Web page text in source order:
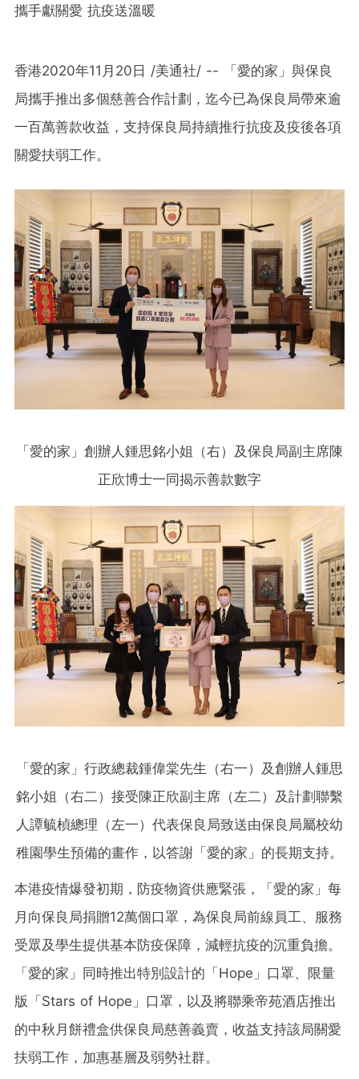
攜手獻關愛 抗疫送溫暖
香港2020年11月20日 /美通社/ -- 「愛的家」與保良
局攜手推出多個慈善合作計劃，迄今已為保良局帶來逾
一百萬善款收益，支持保良局持續推行抗疫及疫後各項
關愛扶弱工作。
「愛的家」創辦人鍾思銘小姐（右）及保良局副主席陳
正欣博士一同揭示善款數字
「愛的家」行政總裁鍾偉棠先生（右一）及創辦人鍾思
銘小姐（右二）接受陳正欣副主席（左二）及計劃聯繫
人譚毓楨總理（左一）代表保良局致送由保良局屬校幼
稚園學生預備的畫作，以答謝「愛的家」的長期支持。
本港疫情爆發初期，防疫物資供應緊張，「愛的家」每
月向保良局捐贈12萬個口罩，為保良局前線員工、服務
受眾及學生提供基本防疫保障，減輕抗疫的沉重負擔。
「愛的家」同時推出特別設計的「Hope」口罩、限量
版「Stars of Hope」口罩，以及將聯乘帝苑酒店推出
的中秋月餅禮盒供保良局慈善義賣，收益支持該局關愛
扶弱工作，加惠基層及弱勢社群。